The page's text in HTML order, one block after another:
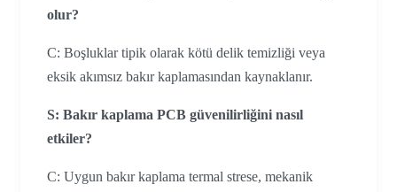
olur?
C: Boşluklar tipik olarak kötü delik temizliği veya
eksik akımsız bakır kaplamasından kaynaklanır.
S: Bakır kaplama PCB güvenilirliğini nasıl
etkiler?
C: Uygun bakır kaplama termal strese, mekanik